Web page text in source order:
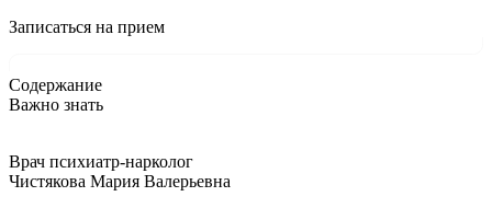
Записаться на прием
Содержание
Важно знать
Врач психиатр-нарколог
Чистякова Мария Валерьевна